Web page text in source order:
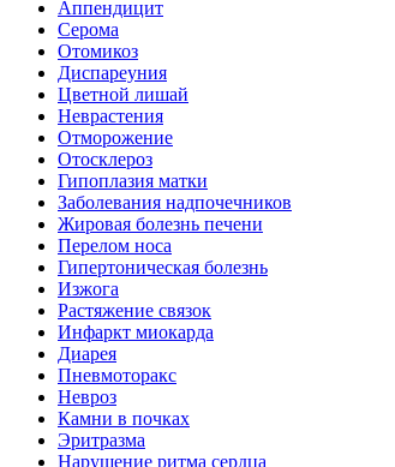
Аппендицит
Серома
Отомикоз
Диспареуния
Цветной лишай
Неврастения
Отморожение
Отосклероз
Гипоплазия матки
Заболевания надпочечников
Жировая болезнь печени
Перелом носа
Гипертоническая болезнь
Изжога
Растяжение связок
Инфаркт миокарда
Диарея
Пневмоторакс
Невроз
Камни в почках
Эритразма
Нарушение ритма сердца